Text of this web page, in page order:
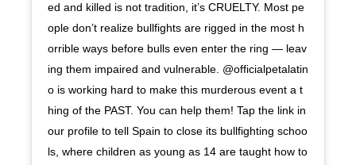
ed and killed is not tradition, it’s CRUELTY. Most pe
ople don’t realize bullfights are rigged in the most h
orrible ways before bulls even enter the ring — leav
ing them impaired and vulnerable. @officialpetalatin
o is working hard to make this murderous event a t
hing of the PAST. You can help them! Tap the link in
our profile to tell Spain to close its bullfighting schoo
ls, where children as young as 14 are taught how to